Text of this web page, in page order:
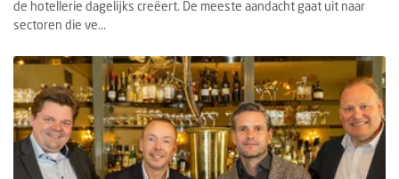
de hotellerie dagelijks creëert. De meeste aandacht gaat uit naar
sectoren die ve...